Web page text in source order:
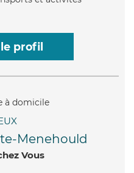
profil
Menehould
Vous